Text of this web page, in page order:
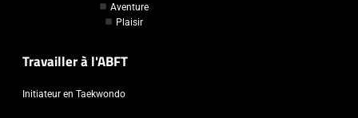
Aventure
Plaisir
Travailler à l'ABFT
Initiateur en Taekwondo